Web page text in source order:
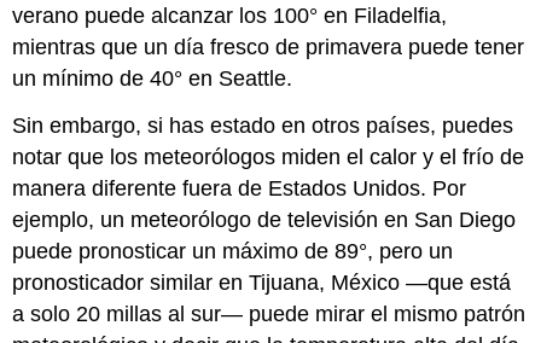
verano puede alcanzar los 100° en Filadelfia,
mientras que un día fresco de primavera puede tener
un mínimo de 40° en Seattle.
Sin embargo, si has estado en otros países, puedes
notar que los meteorólogos miden el calor y el frío de
manera diferente fuera de Estados Unidos. Por
ejemplo, un meteorólogo de televisión en San Diego
puede pronosticar un máximo de 89°, pero un
pronosticador similar en Tijuana, México —que está
a solo 20 millas al sur— puede mirar el mismo patrón